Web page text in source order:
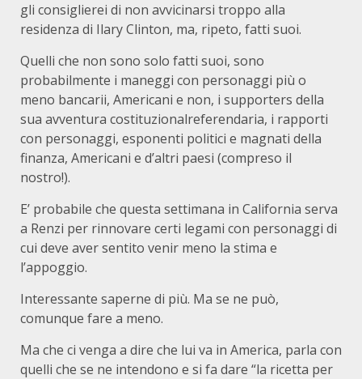
gli consiglierei di non avvicinarsi troppo alla
residenza di Ilary Clinton, ma, ripeto, fatti suoi.
Quelli che non sono solo fatti suoi, sono
probabilmente i maneggi con personaggi più o
meno bancarii, Americani e non, i supporters della
sua avventura costituzionalreferendaria, i rapporti
con personaggi, esponenti politici e magnati della
finanza, Americani e d’altri paesi (compreso il
nostro!).
E’ probabile che questa settimana in California serva
a Renzi per rinnovare certi legami con personaggi di
cui deve aver sentito venir meno la stima e
l’appoggio.
Interessante saperne di più. Ma se ne può,
comunque fare a meno.
Ma che ci venga a dire che lui va in America, parla con
quelli che se ne intendono e si fa dare “la ricetta per